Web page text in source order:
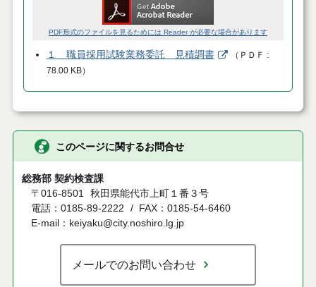
PDF形式のファイルを見るためには Reader が必要な場合があります
１ 職員採用試験業務委託 見積調書 （ ＰＤＦ
78.00 KB）
このページに関するお問合せ
総務部 契約検査課
〒016-8501 秋田県能代市上町１番３号
電話：0185-89-2222
FAX：0185-54-6460
E-mail：keiyaku@city.noshiro.lg.jp
メールでのお問い合わせ